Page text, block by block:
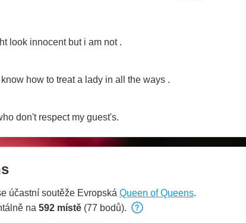
look innocent but i am not .
how to treat a lady in all the ways .
don't respect my guest's.
účastní soutěže Evropská Queen of Queens.
na 592 místě (77 bodů).